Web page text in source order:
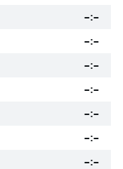
–:–
–:–
–:–
–:–
–:–
–:–
–:–